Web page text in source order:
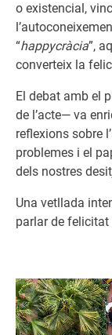
o existencial,
“happycràcia”,
converteix la
El debat amb el
de l’acte— va
reflexions sobre
problemes i el
dels nostres
Una vetllada
parlar de felicitat